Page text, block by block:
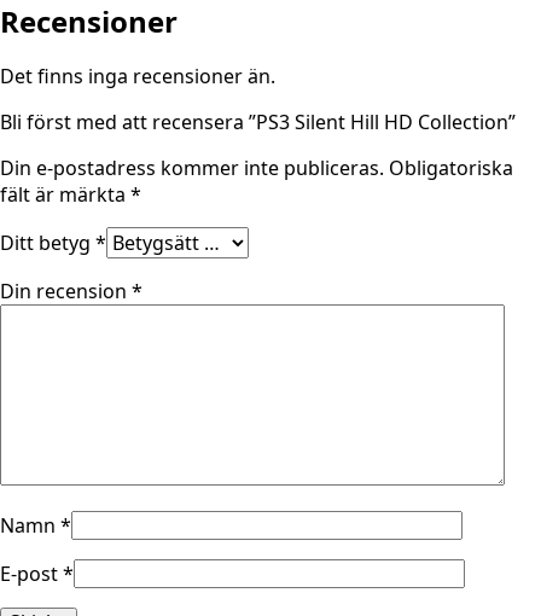
Recensioner
Det finns inga recensioner än.
Bli först med att recensera ”PS3 Silent Hill HD Collection”
Din e-postadress kommer inte publiceras. Obligatoriska
fält är märkta *
Ditt betyg *
Din recension *
Namn *
E-post*